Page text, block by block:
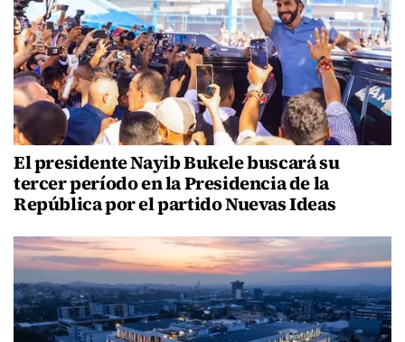
El presidente Nayib Bukele buscará su
tercer período en la Presidencia de la
República por el partido Nuevas Ideas